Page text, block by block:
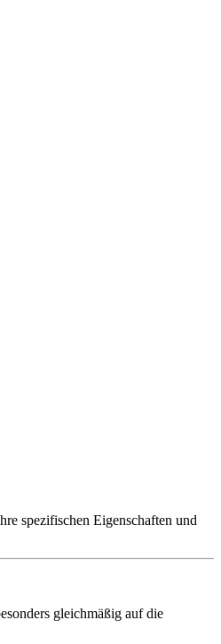
spezifischen Eigenschaften und
gleichmäßig auf die